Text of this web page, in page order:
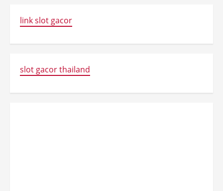
link slot gacor
slot gacor thailand